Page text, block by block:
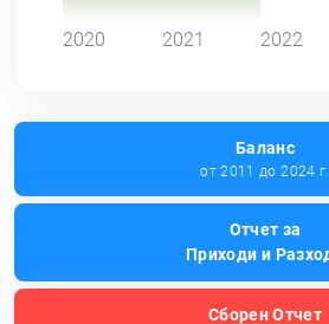
2020 2021 2022
Баланс
от 2011 до 2024 г.
Отчет за
Приходи и
Сборен Отчет